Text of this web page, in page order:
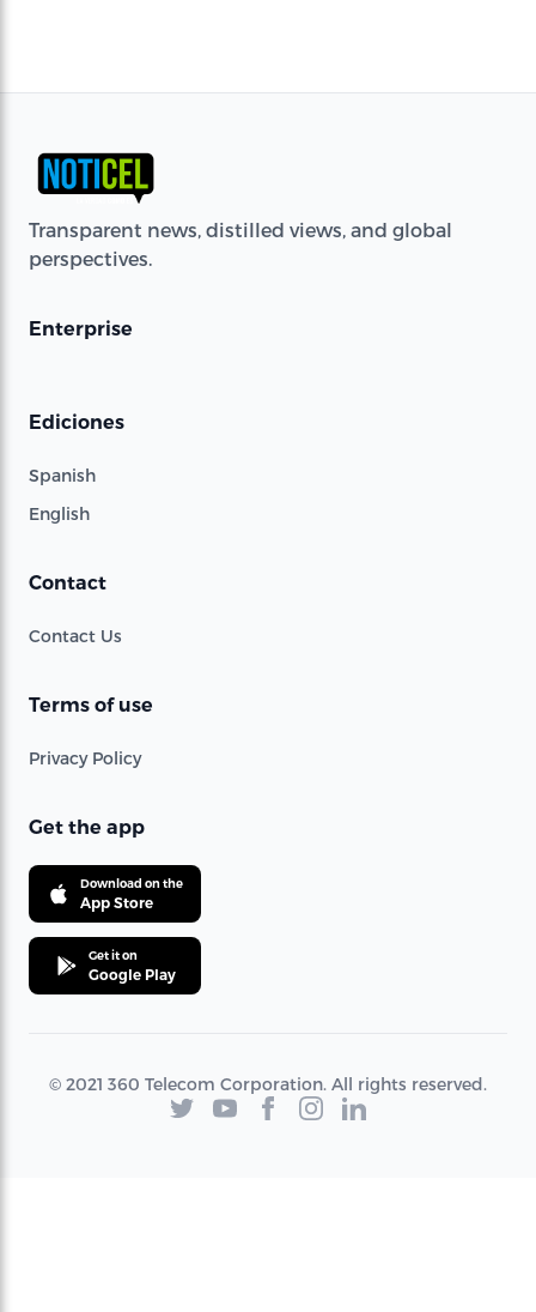
Transparent news, distilled views, and global
perspectives.
Enterprise
Ediciones
Spanish
English
Contact
Contact Us
Terms of use
Privacy Policy
Get the app
Download on the
App Store
Get it on
Google Play
© 2021 360 Telecom Corporation. All rights reserved.